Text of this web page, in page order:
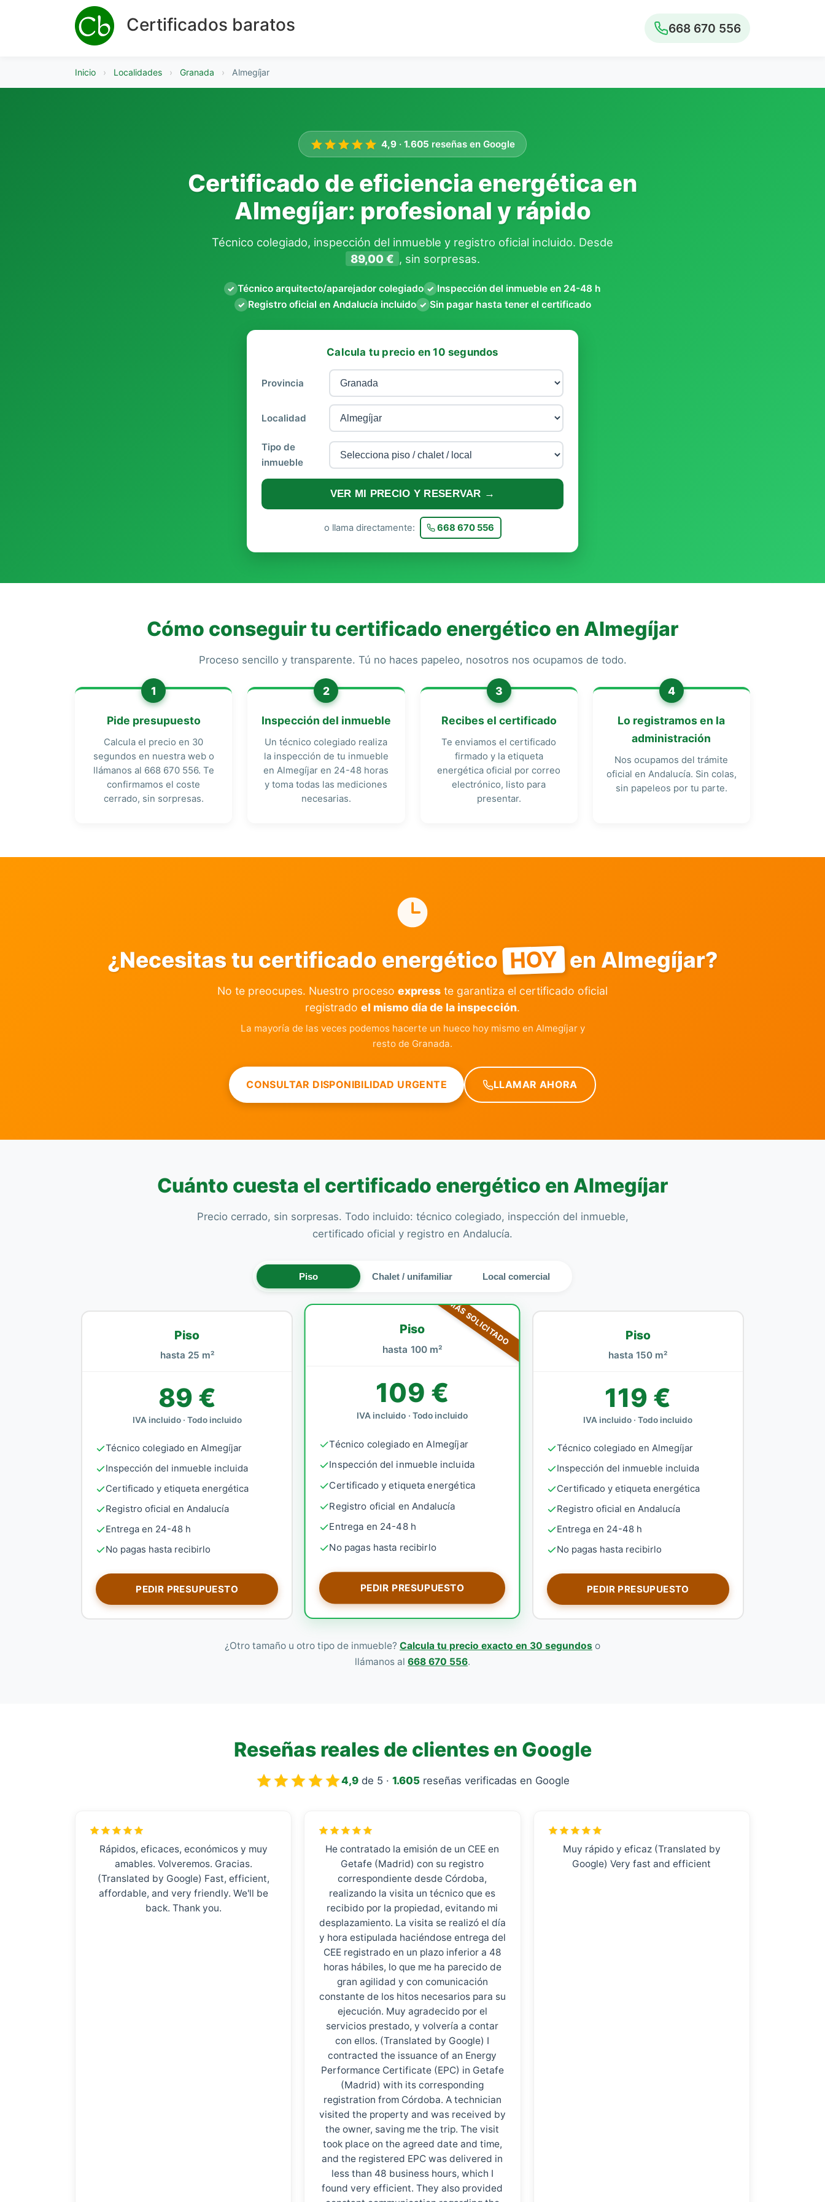
Certificados baratos 668 670 556
Inicio › Localidades › Granada › Almegíjar
4,9 · 1.605 reseñas en Google
Certificado de eficiencia energética en
Almegíjar: profesional y rápido
Técnico colegiado, inspección del inmueble y registro oficial incluido. Desde
89,00 € , sin sorpresas.
✓ Técnico arquitecto/aparejador colegiado ✓ Inspección del inmueble en 24-48 h
✓ Registro oficial en Andalucía incluido ✓ Sin pagar hasta tener el certificado
Calcula tu precio en 10 segundos
Provincia
Localidad
Tipo de
inmueble
VER MI PRECIO Y RESERVAR →
o llama directamente: 668 670 556
Cómo conseguir tu certificado energético en Almegíjar
Proceso sencillo y transparente. Tú no haces papeleo, nosotros nos ocupamos de todo.
1
Pide presupuesto
Calcula el precio en 30
segundos en nuestra web o
llámanos al 668 670 556. Te
confirmamos el coste
cerrado, sin sorpresas.
2
Inspección del inmueble
Un técnico colegiado realiza
la inspección de tu inmueble
en Almegíjar en 24-48 horas
y toma todas las mediciones
necesarias.
3
Recibes el certificado
Te enviamos el certificado
firmado y la etiqueta
energética oficial por correo
electrónico, listo para
presentar.
4
Lo registramos en la
administración
Nos ocupamos del trámite
oficial en Andalucía. Sin colas,
sin papeleos por tu parte.
¿Necesitas tu certificado energético HOY en Almegíjar?
No te preocupes. Nuestro proceso express te garantiza el certificado oficial
registrado el mismo día de la inspección.
La mayoría de las veces podemos hacerte un hueco hoy mismo en Almegíjar y
resto de Granada.
CONSULTAR DISPONIBILIDAD URGENTE LLAMAR AHORA
Cuánto cuesta el certificado energético en Almegíjar
Precio cerrado, sin sorpresas. Todo incluido: técnico colegiado, inspección del inmueble,
certificado oficial y registro en Andalucía.
Piso Chalet / unifamiliar Local comercial
Piso
hasta 25 m²
89 €
IVA incluido · Todo incluido
Técnico colegiado en Almegíjar
Inspección del inmueble incluida
Certificado y etiqueta energética
Registro oficial en Andalucía
Entrega en 24-48 h
No pagas hasta recibirlo
PEDIR PRESUPUESTO
MÁS SOLICITADO
Piso
hasta 100 m²
109 €
IVA incluido · Todo incluido
Técnico colegiado en Almegíjar
Inspección del inmueble incluida
Certificado y etiqueta energética
Registro oficial en Andalucía
Entrega en 24-48 h
No pagas hasta recibirlo
PEDIR PRESUPUESTO
Piso
hasta 150 m²
119 €
IVA incluido · Todo incluido
Técnico colegiado en Almegíjar
Inspección del inmueble incluida
Certificado y etiqueta energética
Registro oficial en Andalucía
Entrega en 24-48 h
No pagas hasta recibirlo
PEDIR PRESUPUESTO
¿Otro tamaño u otro tipo de inmueble? Calcula tu precio exacto en 30 segundos o
llámanos al 668 670 556.
Reseñas reales de clientes en Google
4,9 de 5 · 1.605 reseñas verificadas en Google
Rápidos, eficaces, económicos y muy
amables. Volveremos. Gracias.
(Translated by Google) Fast, efficient,
affordable, and very friendly. We'll be
back. Thank you.
He contratado la emisión de un CEE en
Getafe (Madrid) con su registro
correspondiente desde Córdoba,
realizando la visita un técnico que es
recibido por la propiedad, evitando mi
desplazamiento. La visita se realizó el día
y hora estipulada haciéndose entrega del
CEE registrado en un plazo inferior a 48
horas hábiles, lo que me ha parecido de
gran agilidad y con comunicación
constante de los hitos necesarios para su
ejecución. Muy agradecido por el
servicios prestado, y volvería a contar
con ellos. (Translated by Google) I
contracted the issuance of an Energy
Performance Certificate (EPC) in Getafe
(Madrid) with its corresponding
registration from Córdoba. A technician
visited the property and was received by
the owner, saving me the trip. The visit
took place on the agreed date and time,
and the registered EPC was delivered in
less than 48 business hours, which I
found very efficient. They also provided
Muy rápido y eficaz (Translated by
Google) Very fast and efficient